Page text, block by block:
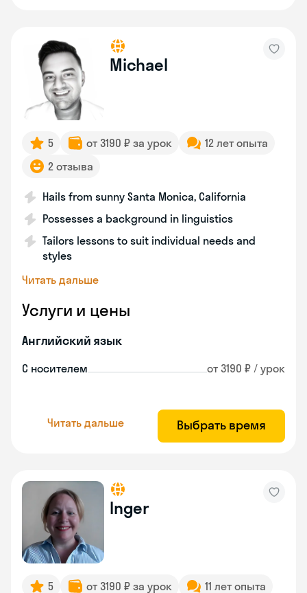
Michael
5 от 3190 ₽ за урок
12 лет опыта
2 отзыва
Hails from sunny Santa Monica, California
Possesses a background in linguistics
Tailors lessons to suit individual needs and
styles
Читать дальше
Услуги и цены
Английский язык
С носителем от 3190 ₽ / урок
Читать дальше Выбрать время
Inger
5 от 3190 ₽ за урок
11 лет опыта